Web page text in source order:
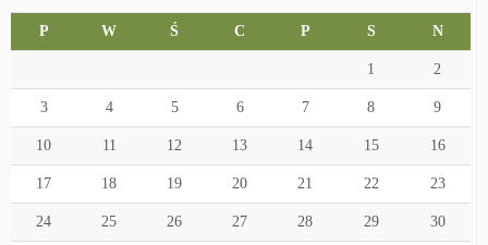
P W Ś C P S N
1 2
3 4 5 6 7 8 9
10 11 12 13 14 15 16
17 18 19 20 21 22 23
24 25 26 27 28 29 30